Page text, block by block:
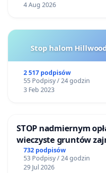
4 Aug 2026
Stop halom
2 517 podpisów
55 Podpisy / 24 godzin
3 Feb 2023
STOP nadmiernym
wieczyste gruntów
ogrody działkowe.
732 podpisów
53 Podpisy / 24 godzin
29 Jul 2026